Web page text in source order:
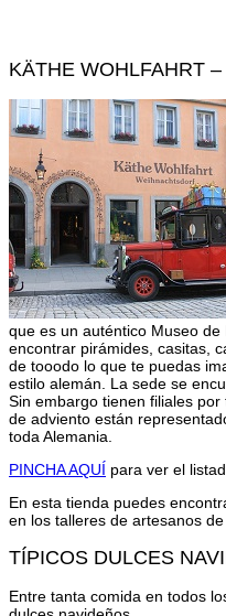
KÄTHE WOHLFAHRT
que es un auténtico Museo de
encontrar pirámides, casitas,
de tooodo lo que te puedas
estilo alemán. La sede se
Sin embargo tienen filiales
de adviento están
toda Alemania.
PINCHA AQUÍ para ver el
En esta tienda puedes
en los talleres de artesanos
TÍPICOS DULCES
Entre tanta comida en todos